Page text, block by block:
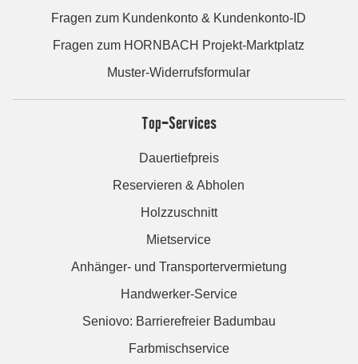
Fragen zum Kundenkonto & Kundenkonto-ID
Fragen zum HORNBACH Projekt-Marktplatz
Muster-Widerrufsformular
Top-Services
Dauertiefpreis
Reservieren & Abholen
Holzzuschnitt
Mietservice
Anhänger- und Transportervermietung
Handwerker-Service
Seniovo: Barrierefreier Badumbau
Farbmischservice